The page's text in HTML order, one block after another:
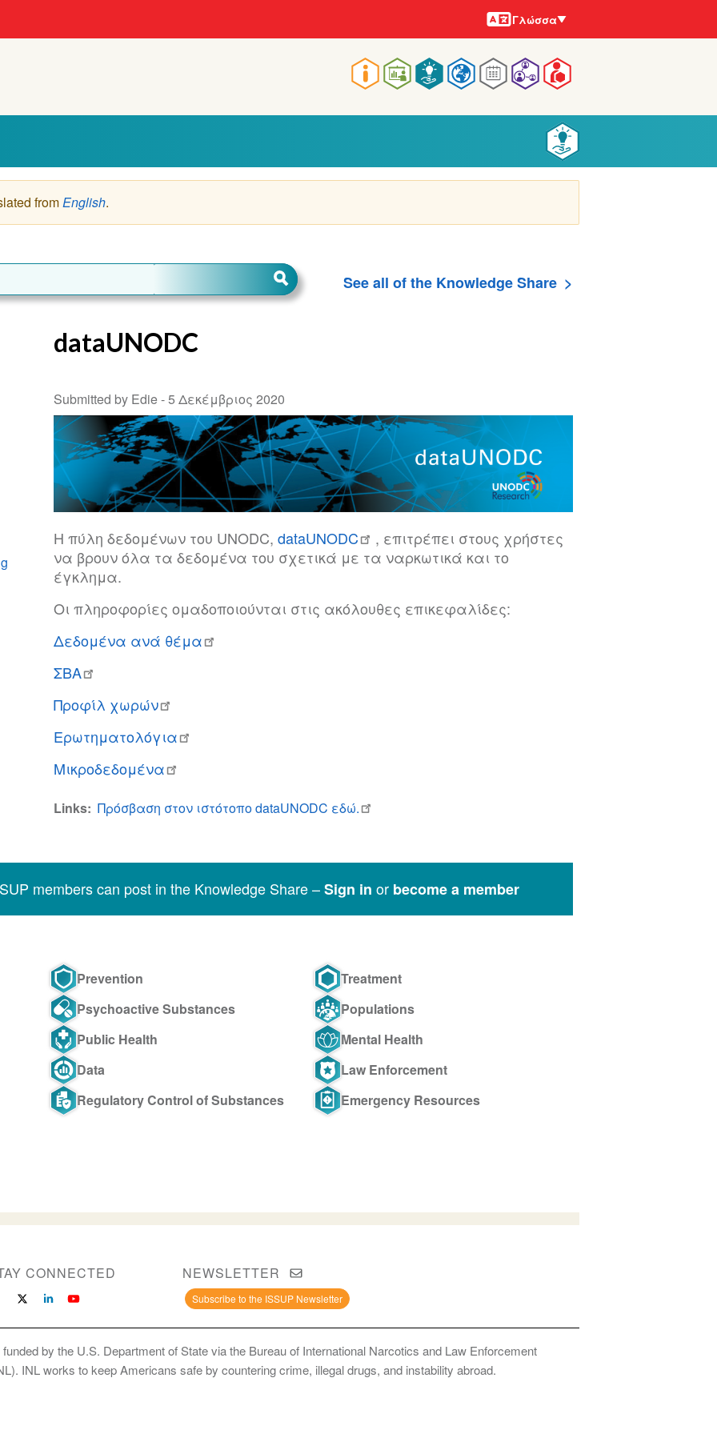
Main
navigation
Γλώσσες
Γλώσσα
from English.
See all of the Knowledge Share
dataUNODC
Submitted by Edie -5 Δεκέμβριος 2020
Η πύλη δεδομένων του UNODC, dataUNODC
, επιτρέπει στους χρήστες
να βρουν όλα τα δεδομένα του σχετικά με τα ναρκωτικά και το
έγκλημα.
Οι πληροφορίες ομαδοποιούνται στις ακόλουθες επικεφαλίδες:
Δεδομένα ανά θέμα
ΣΒΑ
Προφίλ χωρών
Ερωτηματολόγια
Μικροδεδομένα
Links Πρόσβαση στον ιστότοπο dataUNODC εδώ.
members can post in the Knowledge Share –Sign in or become a member
Prevention
Treatment
Psychoactive Substances
Populations
Public Health
Mental Health
Data
Law Enforcement
Regulatory Control of Substances
Emergency Resources
CONNECTED NEWSLETTER
Subscribe to the ISSUP Newsletter
by the U.S. Department of State via the Bureau of International Narcotics and Law Enforcement
INL works to keep Americans safe by countering crime, illegal drugs, and instability abroad.